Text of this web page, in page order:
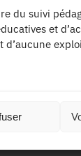
du suivi
et
d’aucune
sur ce